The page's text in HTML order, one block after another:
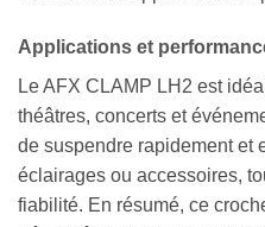
Applications et
Le AFX CLAMP LH2 est
théâtres, concerts et
de suspendre rapidement et
éclairages ou accessoires,
fiabilité. En résumé, ce